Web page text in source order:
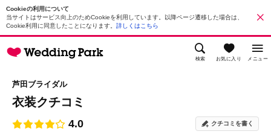
Cookieの利用について
当サイトはサービス向上のためCookieを利用しています。以降ページ遷移した場合は、
Cookie利用に同意したことになります。 詳しくはこちら
検索 お気に入り メニュー
芦田ブライダル
衣装クチコミ
4.0 クチコミを書く